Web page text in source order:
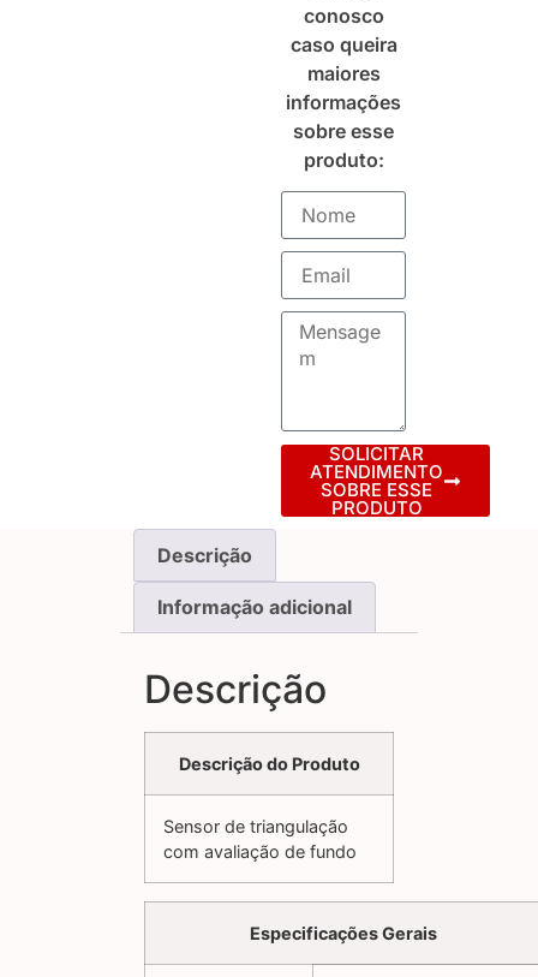
conosco
caso queira
maiores
informações
sobre esse
produto:
SOLICITAR
ATENDIMENTO
SOBRE ESSE
PRODUTO
Descrição
Informação adicional
Descrição
Descrição do Produto
Sensor de triangulação
com avaliação de fundo
Especificações Gerais